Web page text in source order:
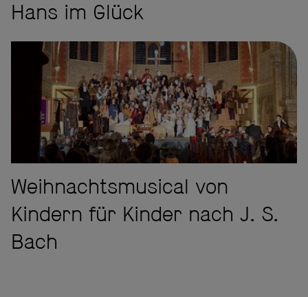
Hans im Glück
Weihnachtsmusical von
Kindern für Kinder nach J. S.
Bach